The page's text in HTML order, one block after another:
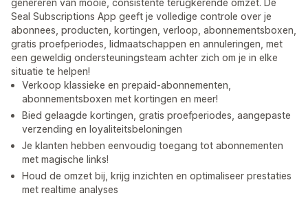
genereren van mooie, consistente terugkerende omzet. De
Seal Subscriptions App geeft je volledige controle over je
abonnees, producten, kortingen, verloop, abonnementsboxen,
gratis proefperiodes, lidmaatschappen en annuleringen, met
een geweldig ondersteuningsteam achter zich om je in elke
situatie te helpen!
Verkoop klassieke en prepaid-abonnementen,
abonnementsboxen met kortingen en meer!
Bied gelaagde kortingen, gratis proefperiodes, aangepaste
verzending en loyaliteitsbeloningen
Je klanten hebben eenvoudig toegang tot abonnementen
met magische links!
Houd de omzet bij, krijg inzichten en optimaliseer prestaties
met realtime analyses